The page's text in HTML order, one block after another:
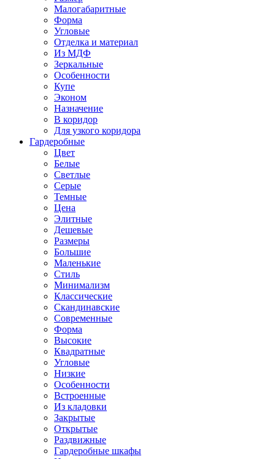
Малогабаритные
Форма
Угловые
Отделка и материал
Из МДФ
Зеркальные
Особенности
Купе
Эконом
Назначение
В коридор
Для узкого коридора
Гардеробные
Цвет
Белые
Светлые
Серые
Темные
Цена
Элитные
Дешевые
Размеры
Большие
Маленькие
Стиль
Минимализм
Классические
Скандинавские
Современные
Форма
Высокие
Квадратные
Угловые
Низкие
Особенности
Встроенные
Из кладовки
Закрытые
Открытые
Раздвижные
Гардеробные шкафы